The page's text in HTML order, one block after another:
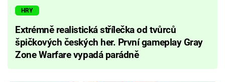
HRY
Extrémně realistická střílečka od tvůrců
špičkových českých her. První gameplay Gray
Zone Warfare vypadá parádně